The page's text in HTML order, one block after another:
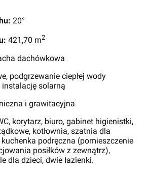
20°
421,70 m2
dachówkowa
podgrzewanie ciepłej wody
solarną
i grawitacyjna
korytarz, biuro, gabinet higienistki,
kotłownia, szatnia dla
podręczna (pomieszczenie
posiłków z zewnątrz),
dla dzieci, dwie łazienki.